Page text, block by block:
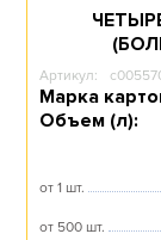
Перейти в
Артикул:
Марка
Объем (л):
от 1 шт.
от 500 шт.